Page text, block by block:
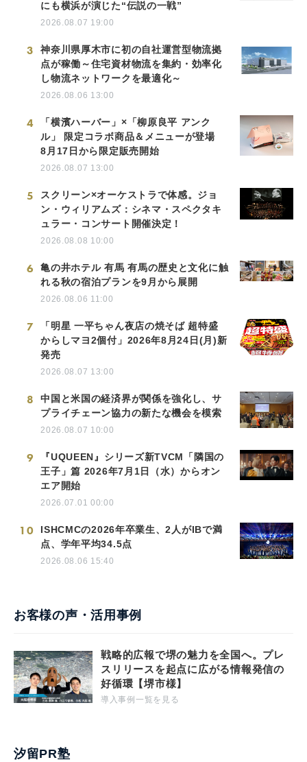
にも横浜が演じた“伝説の一戦”
2026.08.07 19:00
3
神奈川県厚木市に初の自社運営型物流拠
点が稼働～住宅資材物流を集約・効率化
し物流ネットワークを最適化～
2026.08.06 13:00
4
「横濱ハーバー」×「柳原良平 アンク
ル」 限定コラボ商品＆メニューが登場
8月17日から限定販売開始
2026.08.07 13:00
5
スクリーン×オーケストラで体感。ジョ
ン・ウィリアムズ：シネマ・スペクタキ
ュラー・コンサート開催決定！
2026.08.08 10:00
6
亀の井ホテル 有馬 有馬の歴史と文化に触
れる秋の宿泊プランを9月から展開
2026.08.06 11:00
7
「明星 一平ちゃん夜店の焼そば 超特盛
からしマヨ2個付」2026年8月24日(月)新
発売
2026.08.07 13:00
8
中国と米国の経済界が関係を強化し、サ
プライチェーン協力の新たな機会を模索
2026.08.07 10:00
9
『UQUEEN』シリーズ新TVCM「隣国の
王子」篇 2026年7月1日（水）からオン
エア開始
2026.07.01 00:00
10
ISHCMCの2026年卒業生、2人がIBで満
点、学年平均34.5点
2026.08.06 15:40
お客様の声・活用事例
戦略的広報で堺の魅力を全国へ。プレ
スリリースを起点に広がる情報発信の
好循環【堺市様】
導入事例一覧を見る
汐留PR塾